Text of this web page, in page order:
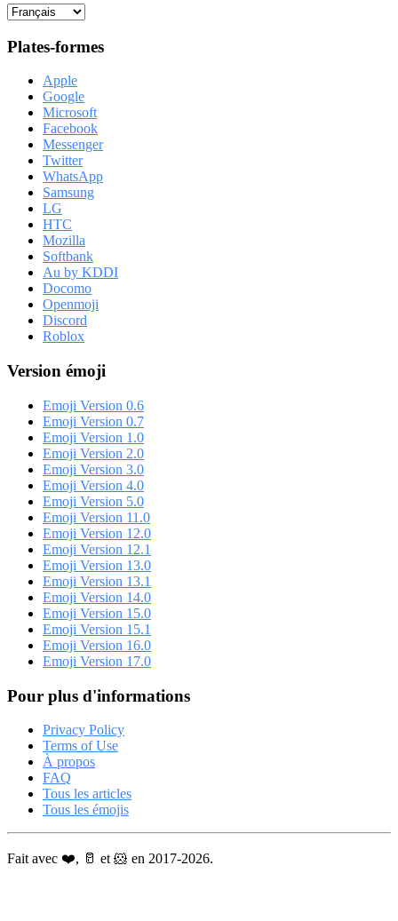
Plates-formes
Apple
Google
Microsoft
Facebook
Messenger
Twitter
WhatsApp
Samsung
LG
HTC
Mozilla
Softbank
Au by KDDI
Docomo
Openmoji
Discord
Roblox
Version émoji
Emoji Version 0.6
Emoji Version 0.7
Emoji Version 1.0
Emoji Version 2.0
Emoji Version 3.0
Emoji Version 4.0
Emoji Version 5.0
Emoji Version 11.0
Emoji Version 12.0
Emoji Version 12.1
Emoji Version 13.0
Emoji Version 13.1
Emoji Version 14.0
Emoji Version 15.0
Emoji Version 15.1
Emoji Version 16.0
Emoji Version 17.0
Pour plus d'informations
Privacy Policy
Terms of Use
À propos
FAQ
Tous les articles
Tous les émojis
Fait avec ❤️, 🥛 et 🐹 en 2017-2026.